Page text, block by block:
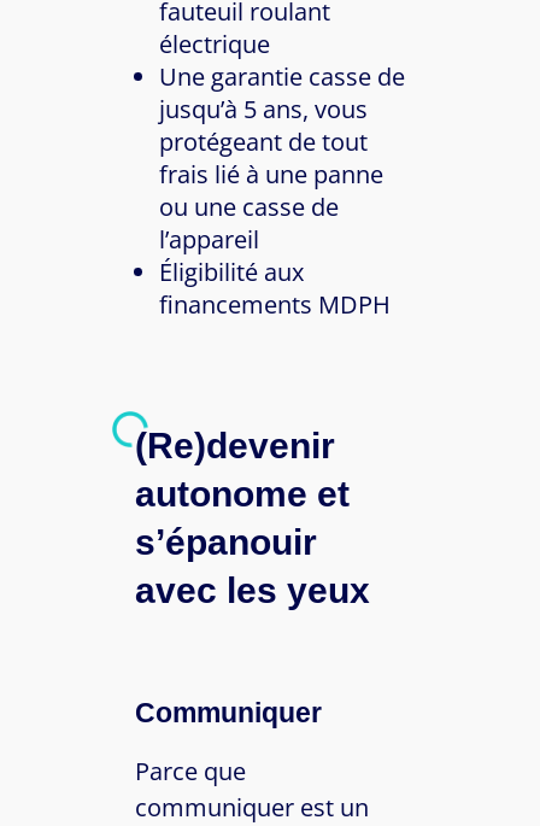
fauteuil roulant
électrique
Une garantie casse de
jusqu’à 5 ans, vous
protégeant de tout
frais lié à une panne
ou une casse de
l’appareil
Éligibilité aux
financements MDPH
(Re)devenir
autonome et
s’épanouir
avec les yeux
Communiquer
Parce que
communiquer est un